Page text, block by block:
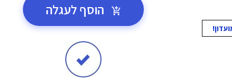
הוסף לעגלה